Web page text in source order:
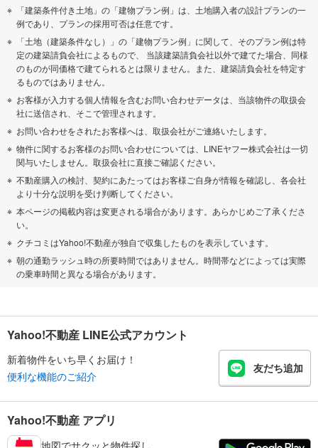
「建築条件付き土地」の「建物プラン例」は、土地購入者の設計プランの一
例であり、プランの採用可否は任意です。
「土地（建築条件なし）」の「建物プラン例」に関して、そのプラン例は特
定の建築請負会社によるもので、 当該建築請負会社以外で建てた場合、同様
のものが同価格で建てられるとは限りません。また、建築請負会社を特定す
るものではありません。
お客様が入力する個人情報を含むお問い合わせデータは、当該物件の取扱会
社に送信され、そこで管理されます。
お問い合わせをされたお客様へは、取扱会社がご連絡いたします。
物件に関するお客様のお問い合わせについては、LINEヤフー株式会社は一切
関与いたしません。取扱会社に直接ご確認ください。
不動産購入の検討、契約にあたってはお客様ご自身が情報を確認し、各会社
より十分な説明を受け判断してください。
本ページの掲載内容は変更される場合があります。あらかじめご了承くださ
い。
クチコミはYahoo!不動産が独自で収集したものを表示しています。
朝の通勤ラッシュ時の所要時間ではありません。時間帯などによっては実際
の乗車時間と異なる場合があります。
Yahoo!不動産 LINE公式アカウント
新着物件をいち早くお届け！
便利な機能のご紹介
友だち追加
Yahoo!不動産 アプリ
地図でサクッと物件探し